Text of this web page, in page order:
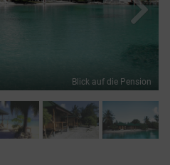
Blick auf die Pension